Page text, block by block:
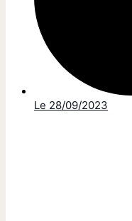
Le 28/09/2023